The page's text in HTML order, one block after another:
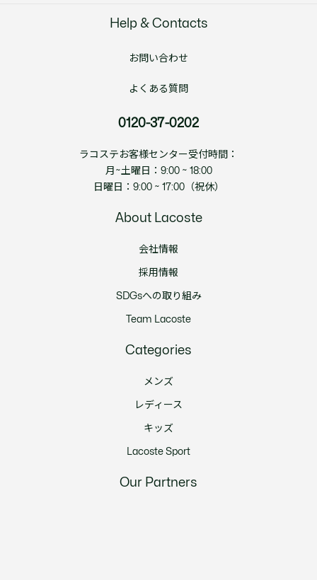
Help & Contacts
お問い合わせ
よくある質問
0120-37-0202
ラコステお客様センター受付時間：
月~土曜日：9:00 ~ 18:00
日曜日：9:00 ~ 17:00（祝休）
About Lacoste
会社情報
採用情報
SDGsへの取り組み
Team Lacoste
Categories
メンズ
レディース
キッズ
Lacoste Sport
Our Partners